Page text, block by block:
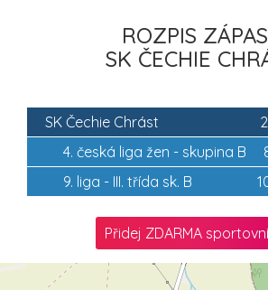
ROZPIS
SK ČECHIE
SK Čechie Chrást
4. česká liga žen - skupina B
9. liga - III. třída sk. B
Přidej ZDARMA